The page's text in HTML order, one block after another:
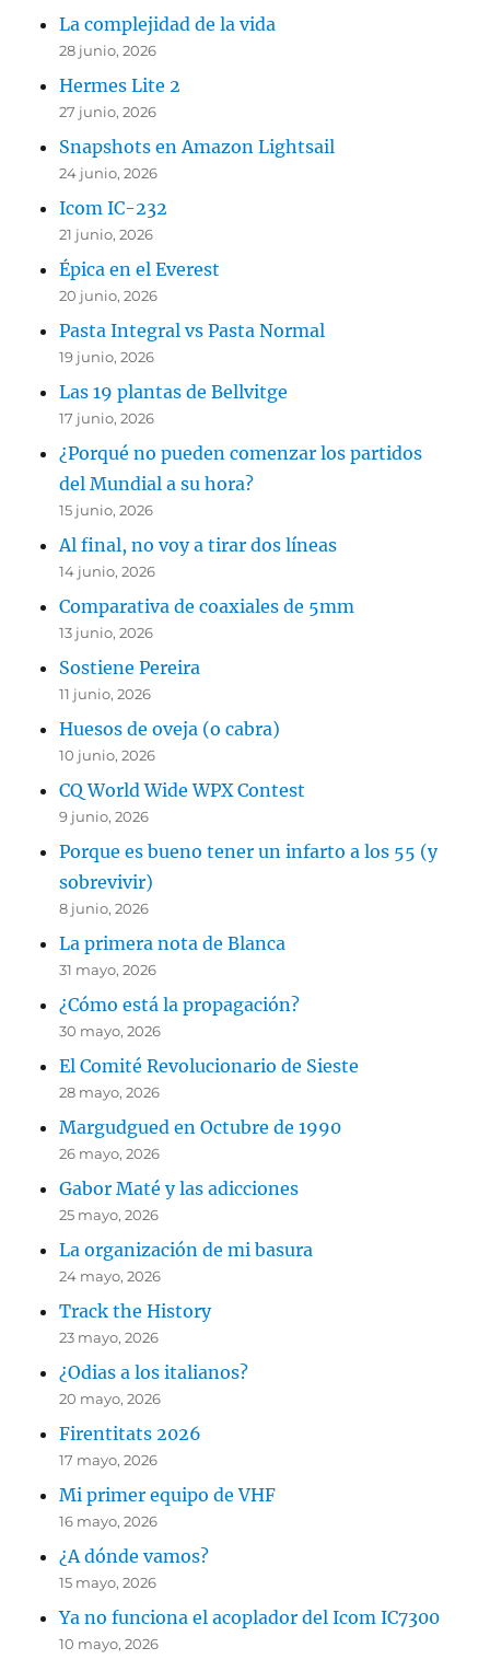
La complejidad de la vida
28 junio, 2026
Hermes Lite 2
27 junio, 2026
Snapshots en Amazon Lightsail
24 junio, 2026
Icom IC-232
21 junio, 2026
Épica en el Everest
20 junio, 2026
Pasta Integral vs Pasta Normal
19 junio, 2026
Las 19 plantas de Bellvitge
17 junio, 2026
¿Porqué no pueden comenzar los partidos
del Mundial a su hora?
15 junio, 2026
Al final, no voy a tirar dos líneas
14 junio, 2026
Comparativa de coaxiales de 5mm
13 junio, 2026
Sostiene Pereira
11 junio, 2026
Huesos de oveja (o cabra)
10 junio, 2026
CQ World Wide WPX Contest
9 junio, 2026
Porque es bueno tener un infarto a los 55 (y
sobrevivir)
8 junio, 2026
La primera nota de Blanca
31 mayo, 2026
¿Cómo está la propagación?
30 mayo, 2026
El Comité Revolucionario de Sieste
28 mayo, 2026
Margudgued en Octubre de 1990
26 mayo, 2026
Gabor Maté y las adicciones
25 mayo, 2026
La organización de mi basura
24 mayo, 2026
Track the History
23 mayo, 2026
¿Odias a los italianos?
20 mayo, 2026
Firentitats 2026
17 mayo, 2026
Mi primer equipo de VHF
16 mayo, 2026
¿A dónde vamos?
15 mayo, 2026
Ya no funciona el acoplador del Icom IC7300
10 mayo, 2026